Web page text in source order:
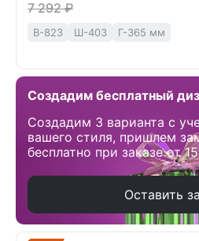
7 292 ₽
В-823 Ш-403 Г-365 мм
Создадим бесплатный
Создадим 3 варианта с
вашего стиля, пришлем
бесплатно при заказе от
Оставить